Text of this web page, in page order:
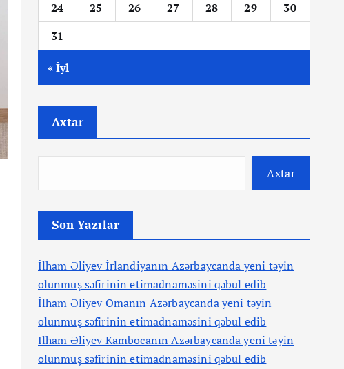
24
25 26 27 28 29
30
31
« İyl
Axtar
Axtar
Son Yazılar
İlham Əliyev İrlandiyanın Azərbaycanda yeni təyin
olunmuş səfirinin etimadnaməsini qəbul edib
İlham Əliyev Omanın Azərbaycanda yeni təyin
olunmuş səfirinin etimadnaməsini qəbul edib
İlham Əliyev Kambocanın Azərbaycanda yeni təyin
olunmuş səfirinin etimadnaməsini qəbul edib